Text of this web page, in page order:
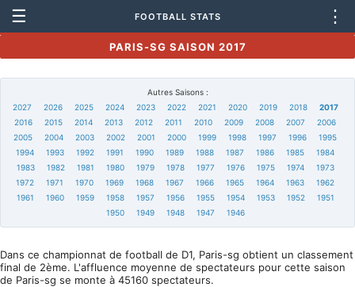
☰ FOOTBALL STATS ⋮
PARIS-SG SAISON 2017
Autres Saisons :
2027
2026 2025 2024 2023 2022 2021 2020 2019 2018
2017
2016
2015 2014 2013 2012 2011 2010 2009 2008 2007
2006
2005
2004 2003 2002 2001 2000 1999 1998 1997 1996
1995
1994
1993 1992 1991 1990 1989 1988 1987 1986 1985
1984
1983
1982 1981 1980 1979 1978 1977 1976 1975 1974
1973
1972
1971 1970 1969 1968 1967 1966 1965 1964 1963
1962
1961
1960 1959 1958 1957 1956 1955 1954 1953 1952
1951
1950
1949 1948 1947 1946
Dans ce championnat de football de D1, Paris-sg obtient un classement
final de 2ème. L'affluence moyenne de spectateurs pour cette saison
de Paris-sg se monte à 45160 spectateurs.